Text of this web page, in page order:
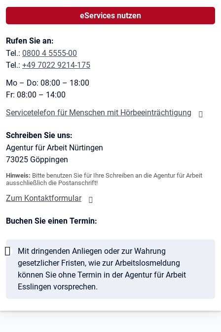
eServices nutzen
Rufen Sie an:
Tel.: 0800 4 5555-00
Tel.: +49 7022 9214-175
Mo – Do: 08:00 – 18:00
Fr: 08:00 – 14:00
Servicetelefon für Menschen mit Hörbeeinträchtigung
Schreiben Sie uns:
Agentur für Arbeit Nürtingen
73025 Göppingen
Hinweis: Bitte benutzen Sie für Ihre Schreiben an die Agentur für Arbeit
ausschließlich die Postanschrift!
Zum Kontaktformular
Buchen Sie einen Termin:
Mit dringenden Anliegen oder zur Wahrung
gesetzlicher Fristen, wie zur Arbeitslosmeldung
können Sie ohne Termin in der Agentur für Arbeit
Esslingen vorsprechen.